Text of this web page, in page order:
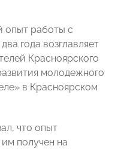
работы с
года возглавляет
Красноярского
молодежного
в Красноярском
что опыт
получен на